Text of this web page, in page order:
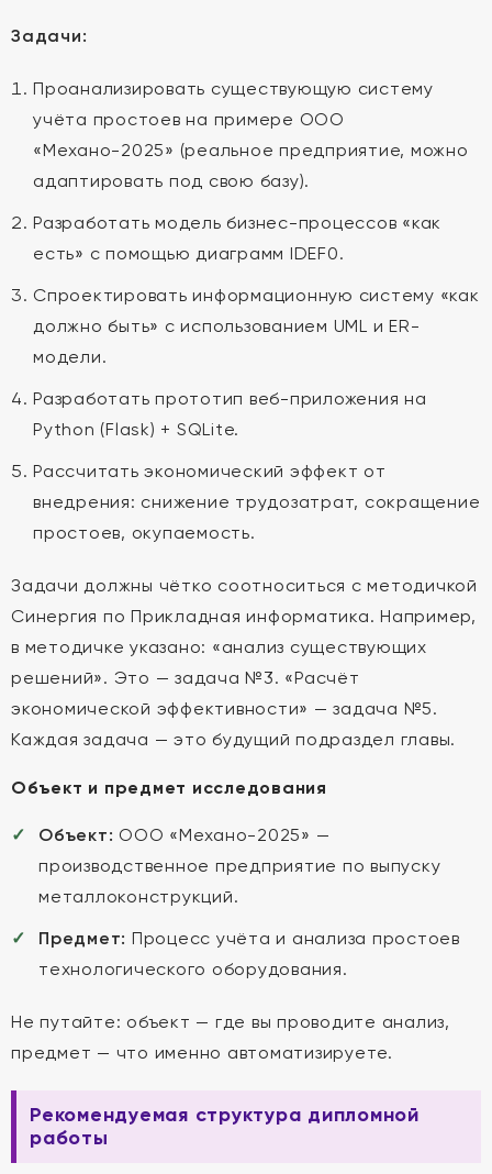
Задачи:
Проанализировать существующую систему
учёта простоев на примере ООО
«Механо-2025» (реальное предприятие, можно
адаптировать под свою базу).
Разработать модель бизнес-процессов «как
есть» с помощью диаграмм IDEF0.
Спроектировать информационную систему «как
должно быть» с использованием UML и ER-
модели.
Разработать прототип веб-приложения на
Python (Flask) + SQLite.
Рассчитать экономический эффект от
внедрения: снижение трудозатрат, сокращение
простоев, окупаемость.
Задачи должны чётко соотноситься с методичкой
Синергия по Прикладная информатика. Например,
в методичке указано: «анализ существующих
решений». Это — задача №3. «Расчёт
экономической эффективности» — задача №5.
Каждая задача — это будущий подраздел главы.
Объект и предмет исследования
Объект: ООО «Механо-2025» —
производственное предприятие по выпуску
металлоконструкций.
Предмет: Процесс учёта и анализа простоев
технологического оборудования.
Не путайте: объект — где вы проводите анализ,
предмет — что именно автоматизируете.
Рекомендуемая структура дипломной
работы